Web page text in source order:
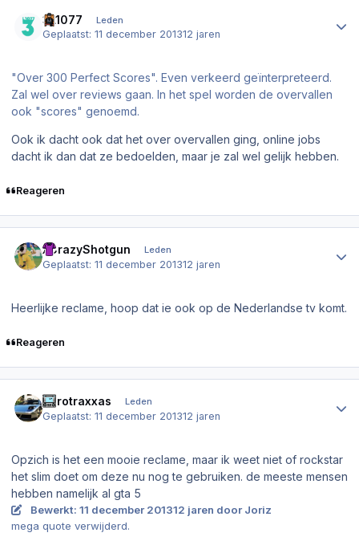
3L1077 Leden
Geplaatst:11 december 201312 jaren
"Over 300 Perfect Scores". Even verkeerd geïnterpreteerd.
Zal wel over reviews gaan. In het spel worden de overvallen
ook "scores" genoemd.
Ook ik dacht ook dat het over overvallen ging, online jobs
dacht ik dan dat ze bedoelden, maar je zal wel gelijk hebben.
Reageren
xCrazyShotgun Leden
Geplaatst:11 december 201312 jaren
Heerlijke reclame, hoop dat ie ook op de Nederlandse tv komt.
Reageren
nitrotraxxas Leden
Geplaatst:11 december 201312 jaren
Opzich is het een mooie reclame, maar ik weet niet of rockstar
het slim doet om deze nu nog te gebruiken. de meeste mensen
hebben namelijk al gta 5
Bewerkt: 11 december 201312 jaren door Joriz
mega quote verwijderd.